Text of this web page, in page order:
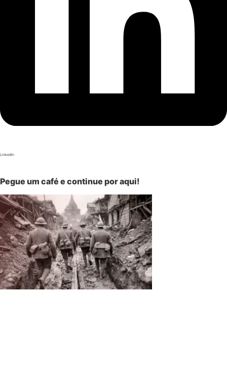
LinkedIn
Pegue um café e continue por aqui!